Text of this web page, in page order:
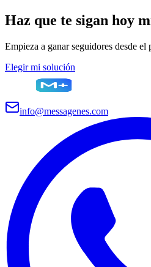
Haz que te sigan hoy
Empieza a ganar seguidores desde
Elegir mi solución
info@messagenes.com